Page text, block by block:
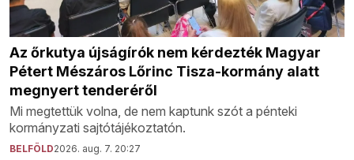
Az őrkutya újságírók nem kérdezték Magyar
Pétert Mészáros Lőrinc Tisza-kormány alatt
megnyert tenderéről
Mi megtettük volna, de nem kaptunk szót a pénteki
kormányzati sajtótájékoztatón.
BELFÖLD2026. aug. 7. 20:27